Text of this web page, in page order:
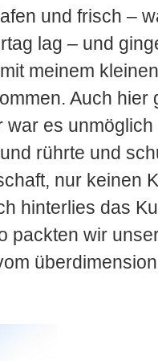
und frisch –
lag – und
meinem
Auch hier
war es
rührte und
nur keinen
hinterlies das
packten wir